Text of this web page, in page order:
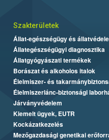
Szakterületek
Állat-egészségügy és
Állategészségügyi diagnosztika
Állatgyógyászati termékek
Borászat és alkoholos italok
Élelmiszer- és
Élelmiszerlánc-biztonsági
Járványvédelem
Kiemelt ügyek, EUTR
Kockázatkezelés
Mezőgazdasági genetikai